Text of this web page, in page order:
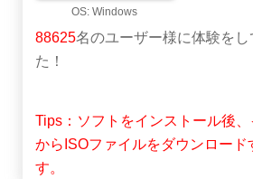
88625名のユーザー様に体験をし
た！
Tips：ソフトをインストール後
からISOファイルをダウンロード
す。